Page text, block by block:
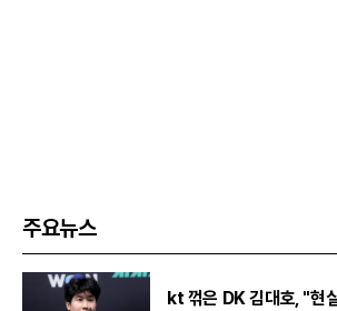
주요뉴스
kt 꺾은 DK 김대호, "현